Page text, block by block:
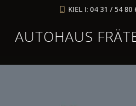
KIEL I: 04 31 / 54 80
AUTOHAUS